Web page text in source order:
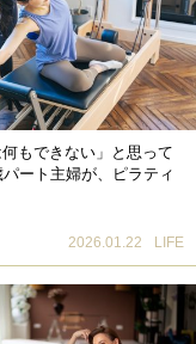
何もできない」と思って
パート主婦が、ピラティ
2026.01.22 LIFE